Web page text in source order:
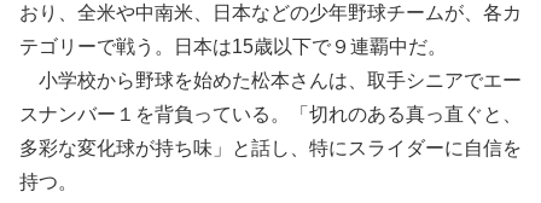
おり、全米や中南米、日本などの少年野球チームが、各カ
テゴリーで戦う。日本は15歳以下で９連覇中だ。
小学校から野球を始めた松本さんは、取手シニアでエー
スナンバー１を背負っている。「切れのある真っ直ぐと、
多彩な変化球が持ち味」と話し、特にスライダーに自信を
持つ。